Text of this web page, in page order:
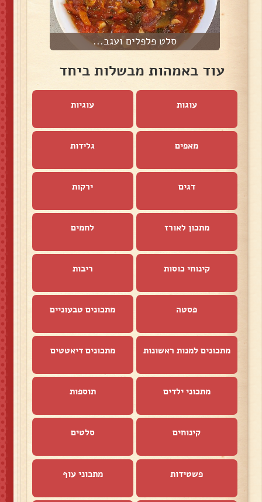
סלט פלפלים ועגב...
עוד באמהות מבשלות ביחד
עוגות עוגיות
מאפים גלידות
דגים ירקות
מתכון לאורז לחמים
קינוחי כוסות ריבות
פסטה מתכונים טבעוניים
מתכונים למנות ראשונות מתכונים דיאטטים
מתכוני ילדים תוספות
קינוחים סלטים
פשטידות מתכוני עוף